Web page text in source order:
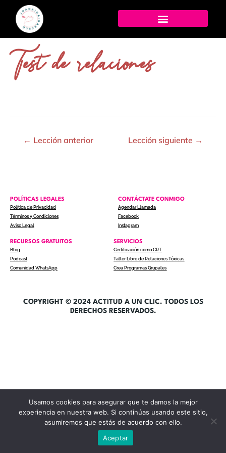
Test de relaciones
← Lección anterior Lección siguiente →
POLÍTICAS LEGALES
Política de Privacidad
Términos y Condiciones
Aviso Legal
CONTÁCTATE CONMIGO
Agendar Llamada
Facebook
Instagram
RECURSOS GRATUITOS
Blog
Podcast
Comunidad WhatsApp
SERVICIOS
Certificación como CRT
Taller Libre de Relaciones Tóxicas
Crea Programas Grupales
COPYRIGHT © 2024 ACTITUD A UN CLIC. TODOS LOS
DERECHOS RESERVADOS.
Usamos cookies para asegurar que te damos la mejor
experiencia en nuestra web. Si continúas usando este sitio,
asumiremos que estás de acuerdo con ello.
Aceptar